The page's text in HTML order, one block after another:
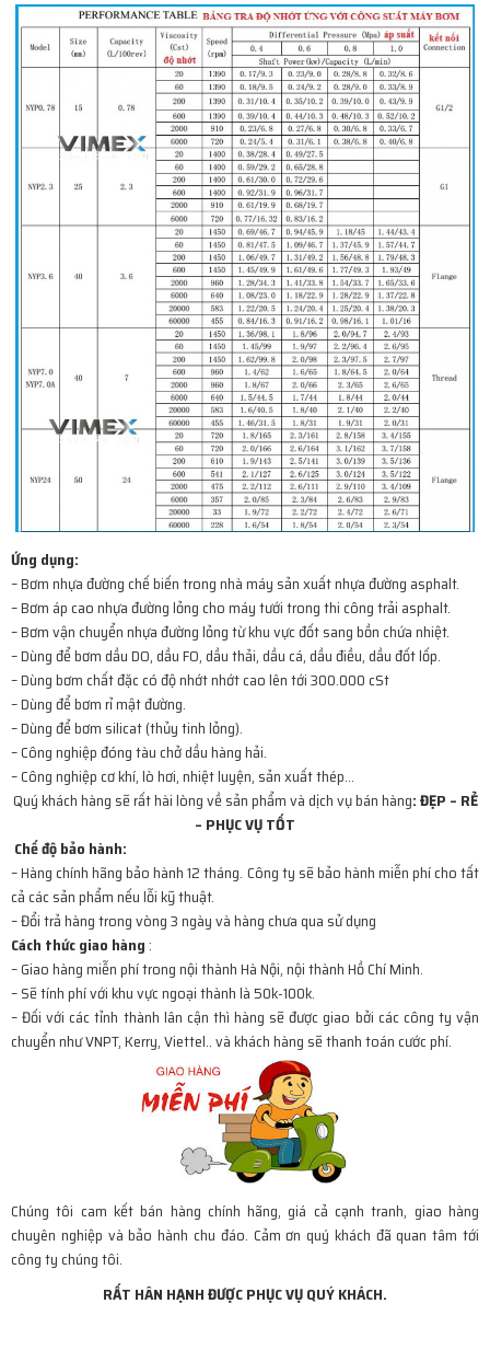
Ứng dụng:
– Bơm nhựa đường chế biến trong nhà máy sản xuất nhựa đường asphalt.
– Bơm áp cao nhựa đường lỏng cho máy tưới trong thi công trải asphalt.
– Bơm vận chuyển nhựa đường lỏng từ khu vực đốt sang bồn chứa nhiệt.
– Dùng để bơm dầu DO, dầu FO, dầu thải, dầu cá, dầu điều, dầu đốt lốp.
– Dùng bơm chất đặc có độ nhớt nhớt cao lên tới 300.000 cSt
– Dùng để bơm rỉ mật đường.
– Dùng để bơm silicat (thủy tinh lỏng).
– Công nghiệp đóng tàu chở dầu hàng hải.
– Công nghiệp cơ khí, lò hơi, nhiệt luyện, sản xuất thép…
Quý khách hàng sẽ rất hài lòng về sản phẩm và dịch vụ bán hàng: ĐẸP – RẺ
– PHỤC VỤ TỐT
Chế độ bảo hành:
– Hàng chính hãng bảo hành 12 tháng. Công ty sẽ bảo hành miễn phí cho tất
cả các sản phẩm nếu lỗi kỹ thuật.
– Đổi trả hàng trong vòng 3 ngày và hàng chưa qua sử dụng
Cách thức giao hàng :
– Giao hàng miễn phí trong nội thành Hà Nội, nội thành Hồ Chí Minh.
– Sẽ tính phí với khu vực ngoại thành là 50k-100k.
– Đối với các tỉnh thành lân cận thì hàng sẽ được giao bởi các công ty vận
chuyển như VNPT, Kerry, Viettel.. và khách hàng sẽ thanh toán cước phí.
Chúng tôi cam kết bán hàng chính hãng, giá cả cạnh tranh, giao hàng
chuyên nghiệp và bảo hành chu đáo. Cảm ơn quý khách đã quan tâm tới
công ty chúng tôi.
RẤT HÂN HẠNH ĐƯỢC PHỤC VỤ QUÝ KHÁCH.